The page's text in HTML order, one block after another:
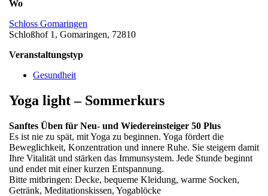
Wo
Schloss Gomaringen
Schloßhof 1, Gomaringen, 72810
Veranstaltungstyp
Gesundheit
Yoga light – Sommerkurs
Sanftes Üben für Neu- und Wiedereinsteiger 50 Plus
Es ist nie zu spät, mit Yoga zu beginnen. Yoga fördert die
Beweglichkeit, Konzentration und innere Ruhe. Sie steigern damit
Ihre Vitalität und stärken das Immunsystem. Jede Stunde beginnt
und endet mit einer kurzen Entspannung.
Bitte mitbringen: Decke, bequeme Kleidung, warme Socken,
Getränk, Meditationskissen, Yogablöcke